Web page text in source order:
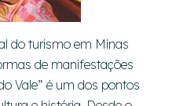
do turismo em Minas
de manifestações
Vale” é um dos pontos